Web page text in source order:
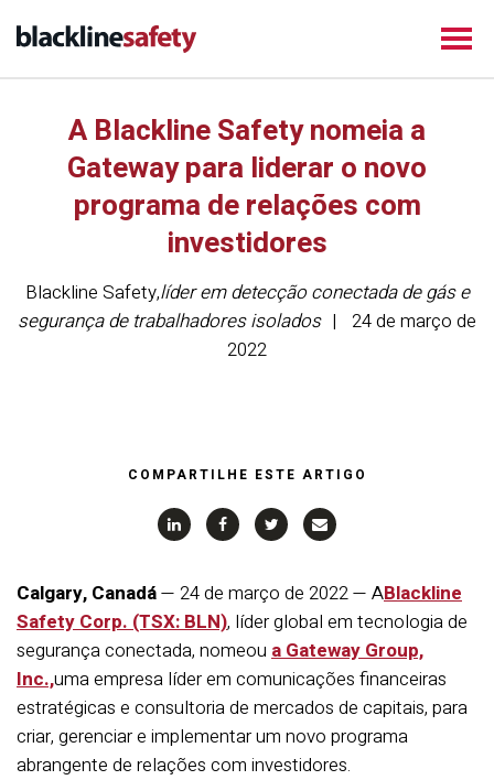
A Blackline Safety nomeia a
Gateway para liderar o novo
programa de relações com
investidores
Blackline Safety,líder em detecção conectada de gás e
segurança de trabalhadores isolados
24 de março de
2022
COMPARTILHE ESTE ARTIGO
Calgary, Canadá— 24 de março de 2022 — ABlackline
Safety Corp. (TSX: BLN), líder global em tecnologia de
segurança conectada, nomeou a Gateway Group,
Inc.,uma empresa líder em comunicações financeiras
estratégicas e consultoria de mercados de capitais, para
criar, gerenciar e implementar um novo programa
abrangente de relações com investidores.